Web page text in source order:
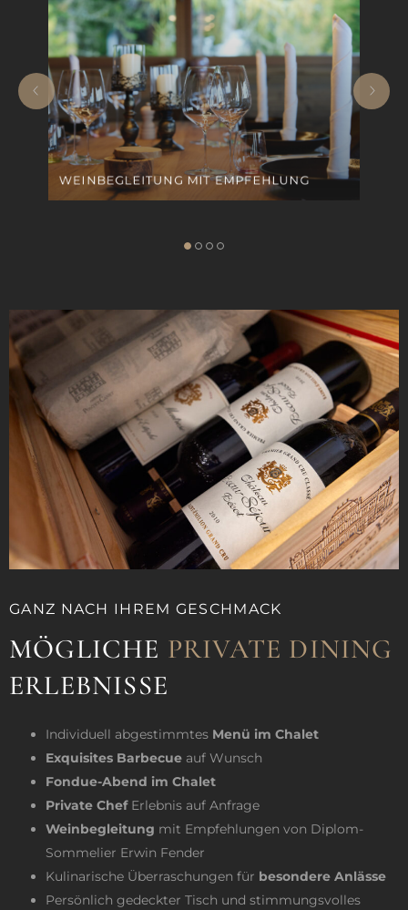
WEINBEGLEITUNG MIT EMPFEHLUNG
GANZ NACH IHREM GESCHMACK
MÖGLICHE PRIVATE DINING
ERLEBNISSE
Individuell abgestimmtes Menü im Chalet
Exquisites Barbecue auf Wunsch
Fondue-Abend im Chalet
Private ChefErlebnis auf Anfrage
Weinbegleitung mit Empfehlungen von Diplom-
Sommelier Erwin Fender
Kulinarische Überraschungen für besondere Anlässe
Persönlich gedeckter Tisch und stimmungsvolles